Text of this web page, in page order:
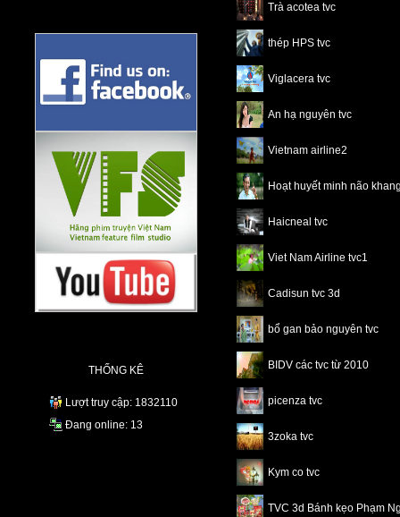
THỐNG KÊ
Lượt truy cập: 1832110
Đang online: 13
Trà acotea tvc
thép HPS tvc
Viglacera tvc
An hạ nguyên tvc
Vietnam airline2
Hoạt huyết minh não
Haicneal tvc
Viet Nam Airline tvc1
Cadisun tvc 3d
bổ gan bảo nguyên tvc
BIDV các tvc từ 2010
picenza tvc
3zoka tvc
Kym co tvc
TVC 3d Bánh kẹo Phạm